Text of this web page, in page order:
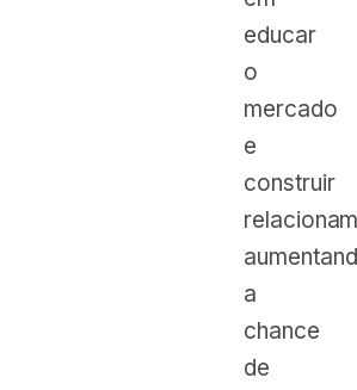
educar
o
mercado
e
construir
a
chance
de